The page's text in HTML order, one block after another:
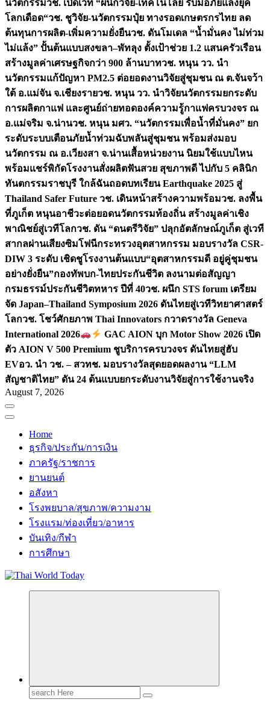
นวัตกรรมวช. เปิดเวที “ผนึกวิจัย-เทคโนโลยี รับมือภัยแล้งยุค
โลกเดือด“วช. ชูวิจัย-นวัตกรรมปุ๋ย ทางรอดเกษตรกรไทย ลด
ต้นทุนการผลิต-เพิ่มความยั่งยืนวช. ดันโมเดล “น้ำมั่นคง ไม่ท่วม
ไม่แล้ง” ปั้นต้นแบบสงขลา–พัทลุง ตั้งเป้าช่วย 1.2 แสนครัวเรือน
สร้างมูลค่าเศรษฐกิจกว่า 900 ล้านบาทวช. หนุน วว. นำ
นวัตกรรมแก้ปัญหา PM2.5 ต่อยอดงานวิจัยสู่ชุมชน ณ ต.จันจว้า
ใต้ อ.แม่จัน จ.เชียงรายวช. หนุน วว. นำวิจัยนวัตกรรมยกระดับ
การผลิตกาแฟ และศูนย์ถ่ายทอดองค์ความรู้กาแฟครบวงจร ณ
อ.แม่จริม จ.น่านวช. หนุน มศว. “นวัตกรรมเพื่อน้ำที่มั่นคง” ยก
ระดับระบบเตือนภัยน้ำท่วมฉับพลันสู่ชุมชน พร้อมส่งมอบ
นวัตกรรม ณ อ.เวียงสา จ.น่านเสื้อหน่วยงาน นิยมใช้แบบไหน
พร้อมแชร์พิกัดโรงงานสั่งผลิตฟันสวย สุขภาพดี ไปกับ 5 คลินิก
ทันตกรรมราชบุรี ใกล้ฉันถอดบทเรียน Earthquake 2025 สู่
Thailand Safer Future วช. เดินหน้าสร้างความพร้อมวช. ลงพื้น
ที่ภูเก็ต หนุนอาชีวะต่อยอดนวัตกรรมท้องถิ่น สร้างมูลค่าเชิง
พาณิชย์สู่เวทีโลกวช. ดัน “ดนตรีวิจัย” ปลุกอัตลักษณ์ภูเก็ต สู่เวที
สากลผ่านเสียงซิมโฟนีกระทรวงอุตสาหกรรม มอบรางวัล CSR-
DIW 3 ระดับ เชิดชูโรงงานต้นแบบ“อุตสาหกรรมดี อยู่คู่ชุมชน
อย่างยั่งยืน”กองทัพบก-ไทยประกันชีวิต ลงนามต่อสัญญา
กรมธรรม์ประกันชีวิตทหาร ปีที่ 40วช. ผนึก STS forum เตรียม
จัด Japan–Thailand Symposium 2026 ดันไทยสู่เวทีวิทยาศาสตร์
โลกวช. โชว์ศักยภาพ Thai Innovators กวาดรางวัล Geneva
International 2026
GAC AION บุก Motor Show 2026 เปิด
ตัว AION V 500 Premium ชูบริการครบวงจร ดันไทยสู่ฮับ
EVอว. นำ วช. – สวทช. มอบรางวัลสุดยอดผลงาน “LLM
สัญชาติไทย” ดัน 24 ต้นแบบยกระดับงานวิจัยสู่การใช้งานจริง
August 7, 2026
Home
ธุรกิจ/ประกัน/การเงิน
ภาครัฐ/ราชการ
ยานยนต์
อสังหา
โรงพยบาล/สุขภาพ/ความงาม
โรงแรม/ท่องเที่ยว/อาหาร
บันเทิง/กีฬา
การศึกษา
Search